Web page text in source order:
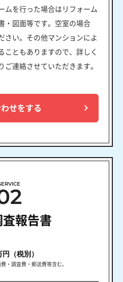
ムを行った場合はリフォーム
・図面等です。空室の場合
さい。その他マンションによ
こともありますので、詳しく
連絡させていただきます。
せをする
報告書
円（税別）
・調査費・郵送費等含む。